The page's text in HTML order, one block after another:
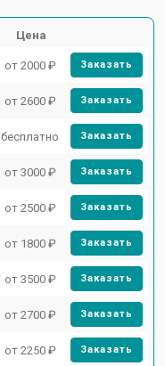
Цена
от 2000 ₽ Заказать
от 2600 ₽ Заказать
бесплатно Заказать
от 3000 ₽ Заказать
от 2500 ₽ Заказать
от 1800 ₽ Заказать
от 3500 ₽ Заказать
от 2700 ₽ Заказать
от 2250 ₽ Заказать